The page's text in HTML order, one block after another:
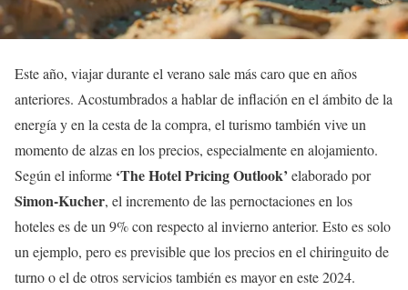
Este año, viajar durante el verano sale más caro que en años
anteriores. Acostumbrados a hablar de inflación en el ámbito de la
energía y en la cesta de la compra, el turismo también vive un
momento de alzas en los precios, especialmente en alojamiento.
Según el informe ‘The Hotel Pricing Outlook’ elaborado por
Simon-Kucher, el incremento de las pernoctaciones en los
hoteles es de un 9% con respecto al invierno anterior. Esto es solo
un ejemplo, pero es previsible que los precios en el chiringuito de
turno o el de otros servicios también es mayor en este 2024.